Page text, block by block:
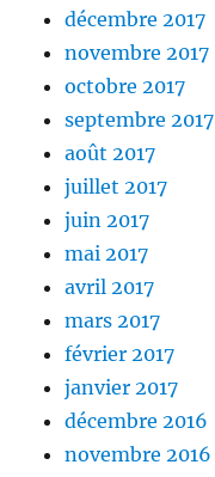
décembre 2017
novembre 2017
octobre 2017
septembre 2017
août 2017
juillet 2017
juin 2017
mai 2017
avril 2017
mars 2017
février 2017
janvier 2017
décembre 2016
novembre 2016